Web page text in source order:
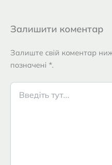
Залишити коментар
Залиште свій коментар
позначені *.
Введіть
тут...